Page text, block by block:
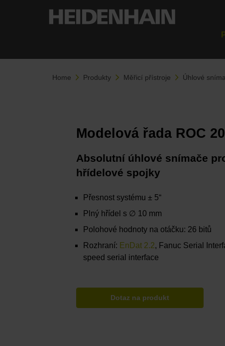
Home Produkty Měřicí přístroje Úhlové
Modelová řada ROC
Absolutní úhlové snímače
hřídelové spojky
Přesnost systému ± 5“
Plný hřídel s ∅ 10 mm
Polohové hodnoty na otáčku: 26 bitů
Rozhraní: EnDat 2.2, Fanuc Serial
speed serial interface
Dotaz na produkt